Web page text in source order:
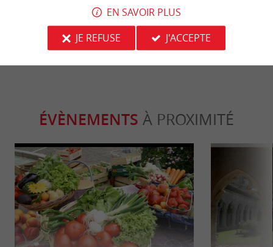
8,6 km - Vayres
ÉVÈNEMENTS À PROXIMITÉ
EN SAVOIR PLUS
JE REFUSE
J'ACCEPTE